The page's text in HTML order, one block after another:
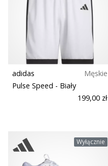
Zespół
Kolekcja
Komfort i amortyzacja
Krój
adidas
Męskie
Pulse Speed - Biały
199,00 zł
Wyłącznie